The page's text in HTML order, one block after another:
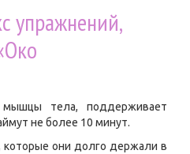
упражнений,
мышцы тела, поддерживает
не более 10 минут.
они долго держали в